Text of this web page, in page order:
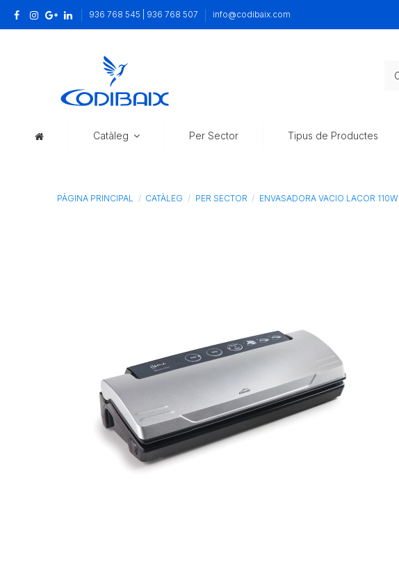
936 768 545 | 936 768 507 info@codibaix.com
Catàleg Per Sector Tipus de Productes
PÀGINA PRINCIPAL CATÀLEG PER SECTOR ENVASADORA VACIO LACOR 110W